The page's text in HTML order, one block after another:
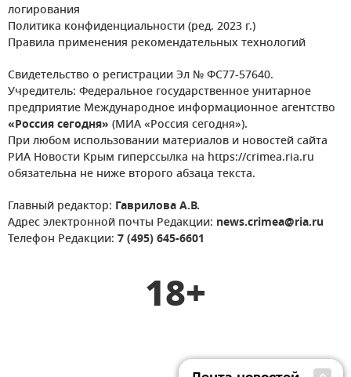
логирования
Политика конфиденциальности (ред. 2023 г.)
Правила применения рекомендательных технологий
Свидетельство о регистрации Эл № ФС77-57640.
Учредитель: Федеральное государственное унитарное
предприятие Международное информационное агентство
«Россия сегодня» (МИА «Россия сегодня»).
При любом использовании материалов и новостей сайта
РИА Новости Крым гиперссылка на https://crimea.ria.ru
обязательна не ниже второго абзаца текста.
Главный редактор: Гаврилова А.В.
Адрес электронной почты Редакции: news.crimea@ria.ru
Телефон Редакции: 7 (495) 645-6601
18+